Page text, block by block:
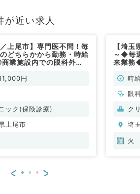
が近い求人
／上尾市】専門医不問！毎
どちらかから勤務・時給
業施設内での眼科外来
眼科／非常勤）
円
ック(保険診療)
上尾市
【埼
～◆毎
来業務
勤）時
眼
ク
埼
火
< >